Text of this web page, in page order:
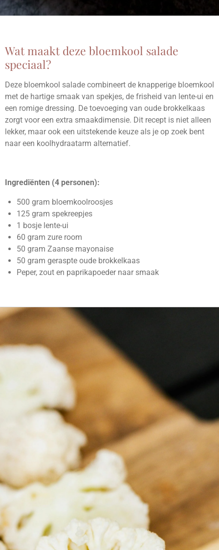
Wat maakt deze bloemkool salade
speciaal?
Deze bloemkool salade combineert de knapperige bloemkool
met de hartige smaak van spekjes, de frisheid van lente-ui en
een romige dressing. De toevoeging van oude brokkelkaas
zorgt voor een extra smaakdimensie. Dit recept is niet alleen
lekker, maar ook een uitstekende keuze als je op zoek bent
naar een koolhydraatarm alternatief.
Ingrediënten (4 personen):
500 gram bloemkoolroosjes
125 gram spekreepjes
1 bosje lente-ui
60 gram zure room
50 gram Zaanse mayonaise
50 gram geraspte oude brokkelkaas
Peper, zout en paprikapoeder naar smaak